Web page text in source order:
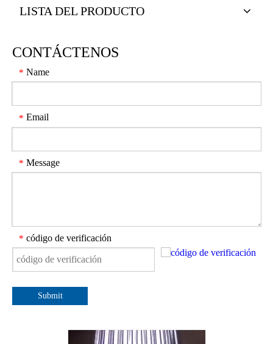
LISTA DEL PRODUCTO
CONTÁCTENOS
* Name
* Email
* Message
* código de verificación
Submit